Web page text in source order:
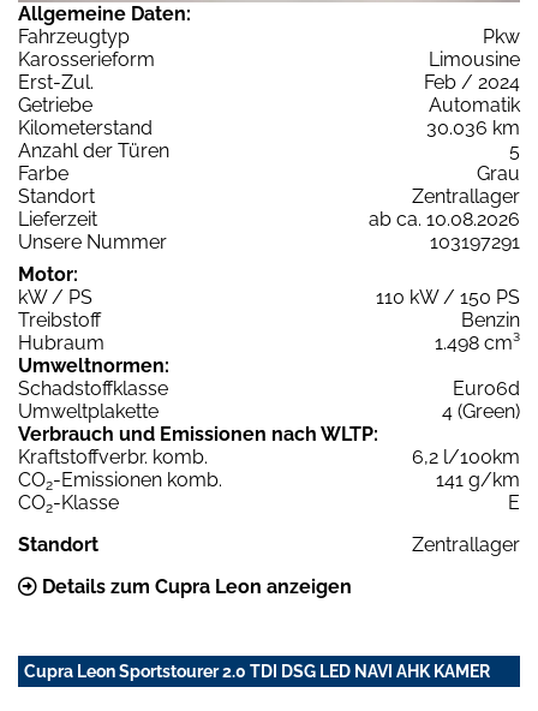
Allgemeine Daten:
Fahrzeugtyp
Pkw
Karosserieform
Limousine
Erst-Zul.
Feb / 2024
Getriebe
Automatik
Kilometerstand
30.036 km
Anzahl der Türen
5
Farbe
Grau
Standort
Zentrallager
Lieferzeit
ab ca. 10.08.2026
Unsere Nummer
103197291
Motor:
kW / PS
110 kW / 150 PS
Treibstoff
Benzin
Hubraum
1.498 cm³
Umweltnormen:
Schadstoffklasse
Euro6d
Umweltplakette
4 (Green)
Verbrauch und Emissionen nach WLTP:
Kraftstoffverbr. komb.
6,2 l/100km
CO2-Emissionen komb.
141 g/km
CO2-Klasse
E
Standort
Zentrallager
Details zum Cupra Leon anzeigen
Cupra Leon Sportstourer 2.0 TDI DSG LED NAVI AHK KAMER